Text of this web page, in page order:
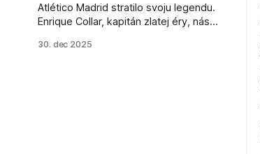
Atlético Madrid stratilo svoju legendu.
Enrique Collar, kapitán zlatej éry, nás
jeho úspechy a odkaz.
30. dec 2025